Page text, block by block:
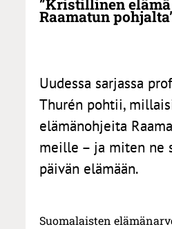
”Kristillinen
Raamatun
Uudessa sarjassa
Thurén pohtii,
elämänohjeita
meille – ja miten ne
päivän elämään.
Suomalaisten